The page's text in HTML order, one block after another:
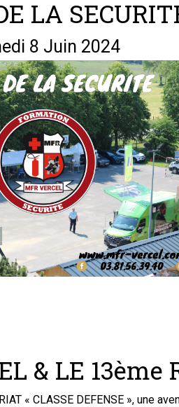
LA
8 Juin 2024
& LE 13ème
« CLASSE DEFENSE », une